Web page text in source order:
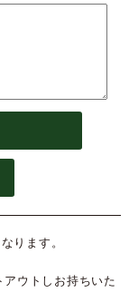
ります。
アウトしお持ちいた